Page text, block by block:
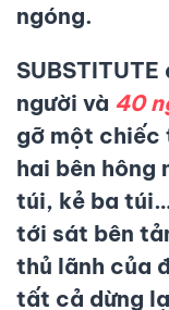
ngóng.
SUBSTITUTE
người và 40
gỡ một chiếc
hai bên hông
túi, kẻ ba
tới sát bên
thủ lãnh của
tất cả dừng